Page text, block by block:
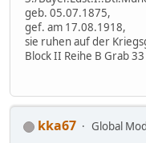
geb. 05.07.1875,
gef. am 17.08.1918,
sie ruhen auf der
Block II Reihe B Grab 33
kka67
Global